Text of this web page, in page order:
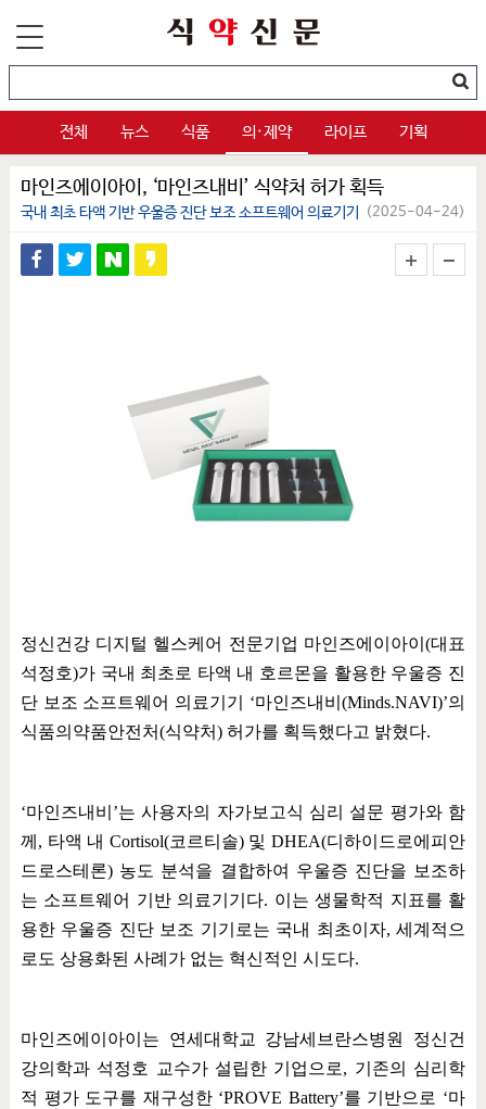
전체 뉴스 식품 의·제약 라이프 기획
마인즈에이아이, ‘마인즈내비’ 식약처 허가 획득
국내 최초 타액 기반 우울증 진단 보조 소프트웨어 의료기기 (2025-04-24)
정신건강 디지털 헬스케어 전문기업 마인즈에이아이(대표
석정호)가 국내 최초로 타액 내 호르몬을 활용한 우울증 진
단 보조 소프트웨어 의료기기 ‘마인즈내비(Minds.NAVI)’의
식품의약품안전처(식약처) 허가를 획득했다고 밝혔다.
‘마인즈내비 ’는 사용자의 자가보고식 심리 설문 평가와 함
께 , 타액 내 Cortisol(코르티솔) 및DHEA(디하이드로에피안
드로스테론) 농도 분석을 결합하여 우울증 진단을 보조하
는 소프트웨어 기반 의료기기다. 이는 생물학적 지표를 활
용한 우울증 진단 보조 기기로는 국내 최초이자,세계적으
로도 상용화된 사례가 없는 혁신적인 시도다.
마인즈에이아이는 연세대학교 강남세브란스병원 정신건
강의학과 석정호 교수가 설립한 기업으로, 기존의 심리학
적 평가 도구를 재구성한 ‘PROVE Battery’를 기반으로 ‘마